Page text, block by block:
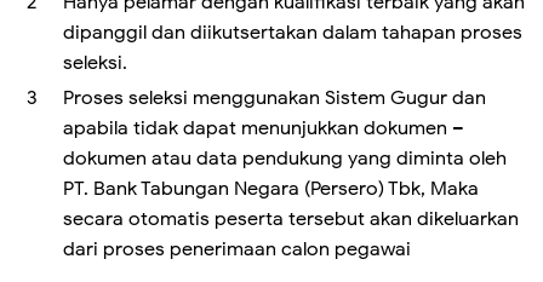
dipanggil dan diikutsertakan dalam tahapan proses
seleksi.
Proses seleksi menggunakan Sistem Gugur dan
apabila tidak dapat menunjukkan dokumen –
dokumen atau data pendukung yang diminta oleh
PT. Bank Tabungan Negara (Persero) Tbk, Maka
secara otomatis peserta tersebut akan dikeluarkan
dari proses penerimaan calon pegawai